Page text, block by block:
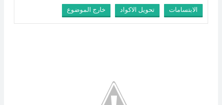
خارج الموضوع تحويل الاكواد الابتسامات